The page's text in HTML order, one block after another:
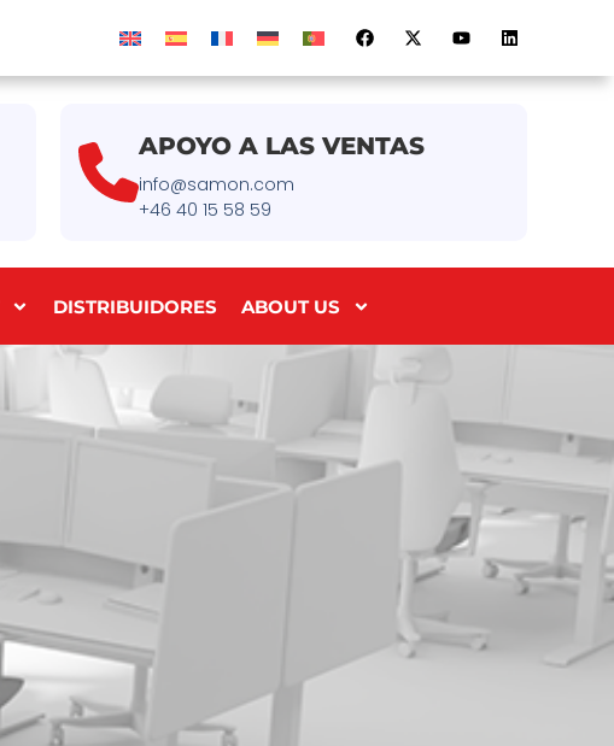
APOYO A LAS VENTAS
info@samon.com
+46 40 15 58 59
DISTRIBUIDORES ABOUT US